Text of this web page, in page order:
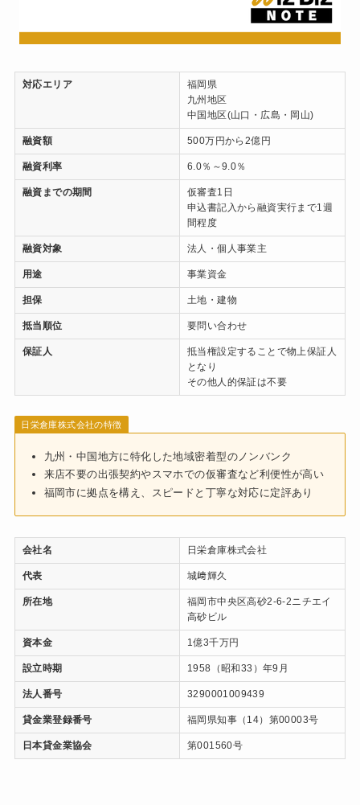
対応エリア
福岡県
九州地区
中国地区(山口・広島・岡山)
融資額 500万円から2億円
融資利率 6.0％～9.0％
融資までの期間
仮審査1日
申込書記入から融資実行まで1週
間程度
融資対象 法人・個人事業主
用途 事業資金
担保 土地・建物
抵当順位 要問い合わせ
保証人
抵当権設定することで物上保証人
となり
その他人的保証は不要
日栄倉庫株式会社の特徴
九州・中国地方に特化した地域密着型のノンバンク
来店不要の出張契約やスマホでの仮審査など利便性が高い
福岡市に拠点を構え、スピードと丁寧な対応に定評あり
会社名 日栄倉庫株式会社
代表 城﨑輝久
所在地
福岡市中央区高砂2-6-2ニチエイ
高砂ビル
資本金 1億3千万円
設立時期 1958（昭和33）年9月
法人番号 3290001009439
貸金業登録番号 福岡県知事（14）第00003号
日本貸金業協会 第001560号